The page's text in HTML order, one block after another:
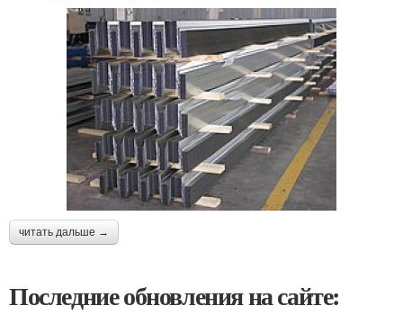
читать дальше →
Последние обновления на сайте: